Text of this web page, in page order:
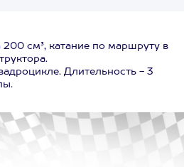
200 см³, катание по маршруту в
Длительность - 3